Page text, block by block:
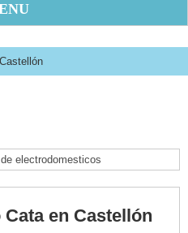
en Castellón